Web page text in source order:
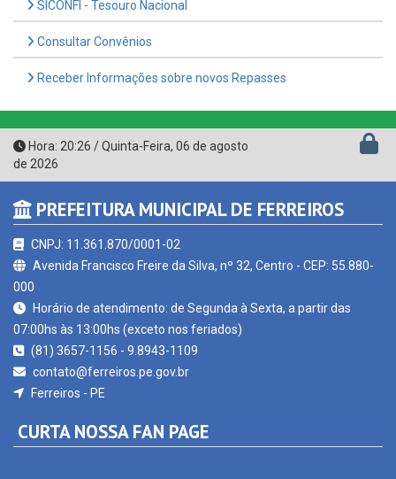
Consultar Convênios
Receber Informações sobre novos Repasses
Hora:20:26/Quinta-Feira,06 de agosto
de 2026
PREFEITURA MUNICIPAL DE FERREIROS
CNPJ: 11.361.870/0001-02
000
Horário de atendimento: de Segunda à Sexta, a partir das
07:00hs às 13:00hs (exceto nos feriados)
(81) 3657-1156 - 9.8943-1109
contato@ferreiros.pe.gov.br
Ferreiros - PE
CURTA NOSSA FAN PAGE